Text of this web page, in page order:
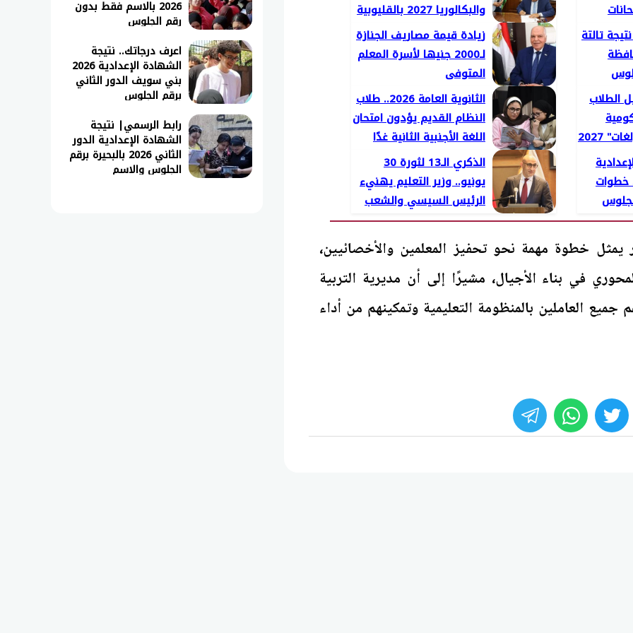
العامة
والبكالوريا 2027 بالقليوبية
تالتة
محافظة
زيادة قيمة مصاريف الجنازة
لـ2000 جنيها لأسرة المعلم
المتوفى
الطلاب
2027
الثانوية العامة 2026.. طلاب
النظام القديم يؤدون امتحان
اللغة الأجنبية الثانية غدًا
خطوات
الذكري الـ13 لثورة 30
يونيو.. وزير التعليم يهنيء
الرئيس السيسي والشعب
المصري
يمثل خطوة مهمة نحو تحفيز المعلمين والأخصائيين،
في بناء الأجيال، مشيرًا إلى أن مديرية التربية
العاملين بالمنظومة التعليمية وتمكينهم من أداء
twitter
whats
2026 بالاسم فقط بدون
رقم الجلوس
اعرف درجاتك.. نتيجة
الشهادة الإعدادية 2026
بني سويف الدور الثاني
برقم الجلوس
رابط الرسمي| نتيجة
الشهادة الإعدادية الدور
الثاني 2026 بالبحيرة برقم
الجلوس والاسم